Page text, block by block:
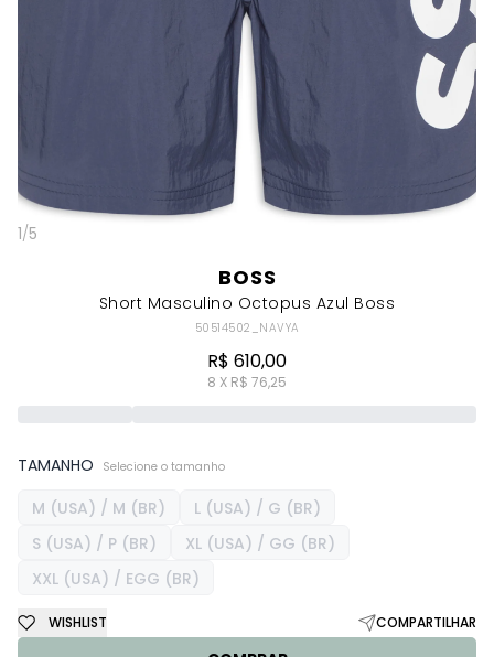
1/5
BOSS
Short Masculino Octopus Azul Boss
50514502_NAVYA
R$ 610,00
8 X R$ 76,25
TAMANHO Selecione o tamanho
M (USA) / M (BR)
L (USA) / G (BR)
S (USA) / P (BR)
XL (USA) / GG (BR)
XXL (USA) / EGG (BR)
WISHLIST COMPARTILHAR